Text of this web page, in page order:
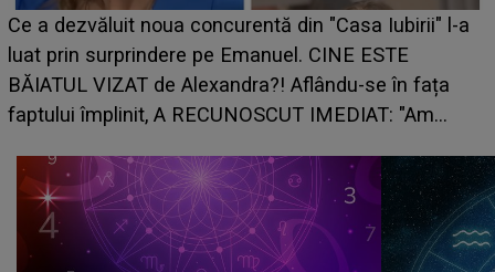
Ce a dezvăluit noua concurentă din "Casa Iubirii" l-a
luat prin surprindere pe Emanuel. CINE ESTE
BĂIATUL VIZAT de Alexandra?! Aflându-se în fața
faptului împlinit, A RECUNOSCUT IMEDIAT: "Am